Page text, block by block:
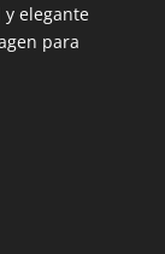
elegante
para